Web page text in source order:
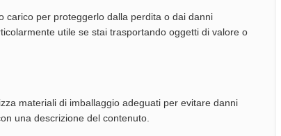
carico per proteggerlo dalla perdita o dai danni
utile se stai trasportando oggetti di valore o
materiali di imballaggio adeguati per evitare danni
una descrizione del contenuto.